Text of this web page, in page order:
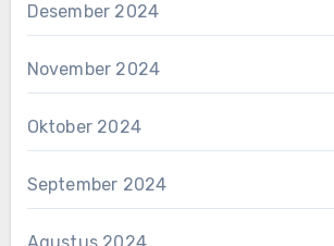
Desember 2024
November 2024
Oktober 2024
September 2024